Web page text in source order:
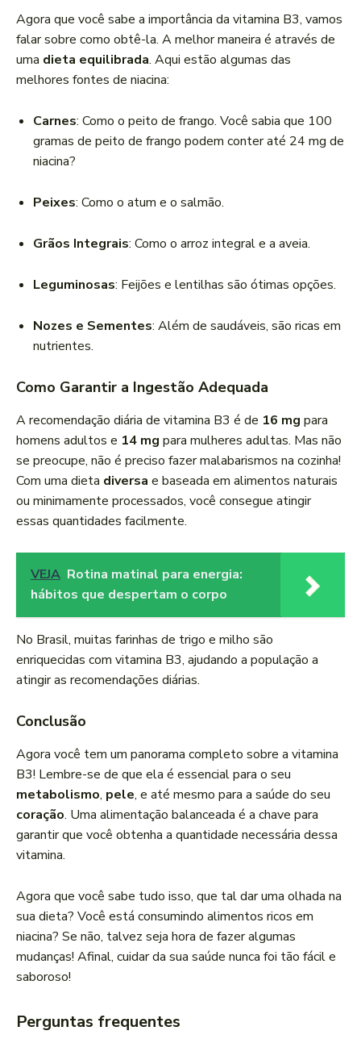
Agora que você sabe a importância da vitamina B3, vamos
falar sobre como obtê-la. A melhor maneira é através de
uma dieta equilibrada. Aqui estão algumas das
melhores fontes de niacina:
Carnes: Como o peito de frango. Você sabia que 100
gramas de peito de frango podem conter até 24 mg de
niacina?
Peixes: Como o atum e o salmão.
Grãos Integrais: Como o arroz integral e a aveia.
Leguminosas: Feijões e lentilhas são ótimas opções.
Nozes e Sementes: Além de saudáveis, são ricas em
nutrientes.
Como Garantir a Ingestão Adequada
A recomendação diária de vitamina B3 é de 16 mg para
homens adultos e 14 mg para mulheres adultas. Mas não
se preocupe, não é preciso fazer malabarismos na cozinha!
Com uma dieta diversa e baseada em alimentos naturais
ou minimamente processados, você consegue atingir
essas quantidades facilmente.
VEJA Rotina matinal para energia:
hábitos que despertam o corpo
No Brasil, muitas farinhas de trigo e milho são
enriquecidas com vitamina B3, ajudando a população a
atingir as recomendações diárias.
Conclusão
Agora você tem um panorama completo sobre a vitamina
B3! Lembre-se de que ela é essencial para o seu
metabolismo, pele, e até mesmo para a saúde do seu
coração. Uma alimentação balanceada é a chave para
garantir que você obtenha a quantidade necessária dessa
vitamina.
Agora que você sabe tudo isso, que tal dar uma olhada na
sua dieta? Você está consumindo alimentos ricos em
niacina? Se não, talvez seja hora de fazer algumas
mudanças! Afinal, cuidar da sua saúde nunca foi tão fácil e
saboroso!
Perguntas frequentes